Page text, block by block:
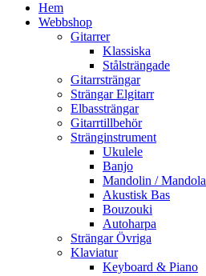
Hem
Webbshop
Gitarrer
Klassiska
Stålsträngade
Gitarrsträngar
Strängar Elgitarr
Elbassträngar
Gitarrtillbehör
Stränginstrument
Ukulele
Banjo
Mandolin / Mandola
Akustisk Bas
Bouzouki
Autoharpa
Strängar Övriga
Klaviatur
Keyboard & Piano